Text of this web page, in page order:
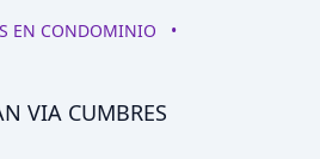
EN CONDOMINIO
•
VIA CUMBRES